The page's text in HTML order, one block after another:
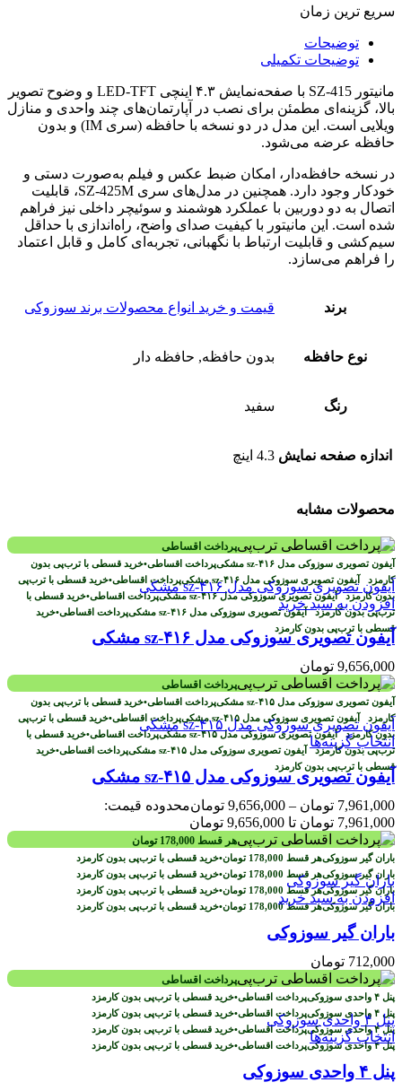
سریع ترین زمان
توضیحات
توضیحات تکمیلی
مانیتور SZ‑415 با صفحه‌نمایش ۴.۳ اینچی LED‑TFT و وضوح تصویر
بالا، گزینه‌ای مطمئن برای نصب در آپارتمان‌های چند واحدی و منازل
ویلایی است. این مدل در دو نسخه با حافظه (سری IM) و بدون
حافظه عرضه می‌شود.
در نسخه حافظه‌دار، امکان ضبط عکس و فیلم به‌صورت دستی و
خودکار وجود دارد. همچنین در مدل‌های سری SZ‑425M، قابلیت
اتصال به دو دوربین با عملکرد هوشمند و سوئیچر داخلی نیز فراهم
شده است. این مانیتور با کیفیت صدای واضح، راه‌اندازی با حداقل
سیم‌کشی و قابلیت ارتباط با نگهبانی، تجربه‌ای کامل و قابل اعتماد
را فراهم می‌سازد.
برند قیمت و خرید انواع محصولات برند سوزوکی
نوع حافظه بدون حافظه, حافظه دار
رنگ سفید
اندازه صفحه نمایش 4.3 اینچ
محصولات مشابه
پرداخت اقساطی
پرداخت اقساطی•خرید قسطی با ترب‌پی بدون
کارمزد
پرداخت اقساطی•خرید قسطی با ترب‌پی
بدون کارمزد
پرداخت اقساطی•خرید قسطی با
ترب‌پی بدون کارمزد
پرداخت اقساطی•خرید
قسطی با ترب‌پی بدون کارمزد
افزودن به سبد خرید
آیفون تصویری سوزوکی مدل sz-۴۱۶ مشکی
9,656,000 تومان
پرداخت اقساطی
پرداخت اقساطی•خرید قسطی با ترب‌پی بدون
کارمزد
پرداخت اقساطی•خرید قسطی با ترب‌پی
بدون کارمزد
پرداخت اقساطی•خرید قسطی با
ترب‌پی بدون کارمزد
پرداخت اقساطی•خرید
قسطی با ترب‌پی بدون کارمزد
انتخاب گزینه‌ها
آیفون تصویری سوزوکی مدل sz-۴۱۵ مشکی
7,961,000 تومان –
9,656,000 تومانمحدوده قیمت:
7,961,000 تومان تا 9,656,000 تومان
هر قسط 178,000 تومان
هر قسط 178,000 تومان•خرید قسطی با ترب‌پی بدون کارمزد
هر قسط 178,000 تومان•خرید قسطی با ترب‌پی بدون کارمزد
هر قسط 178,000 تومان•خرید قسطی با ترب‌پی بدون کارمزد
هر قسط178,000 تومان•خرید قسطی با ترب‌پی بدون کارمزد
افزودن به سبد خرید
باران گیر سوزوکی
712,000 تومان
پرداخت اقساطی
پرداخت اقساطی•خرید قسطی با ترب‌پی بدون کارمزد
پرداخت اقساطی•خرید قسطی با ترب‌پی بدون کارمزد
پرداخت اقساطی•خرید قسطی با ترب‌پی بدون کارمزد
پرداخت اقساطی•خرید قسطی با ترب‌پی بدون کارمزد
انتخاب گزینه‌ها
پنل ۴ واحدی سوزوکی